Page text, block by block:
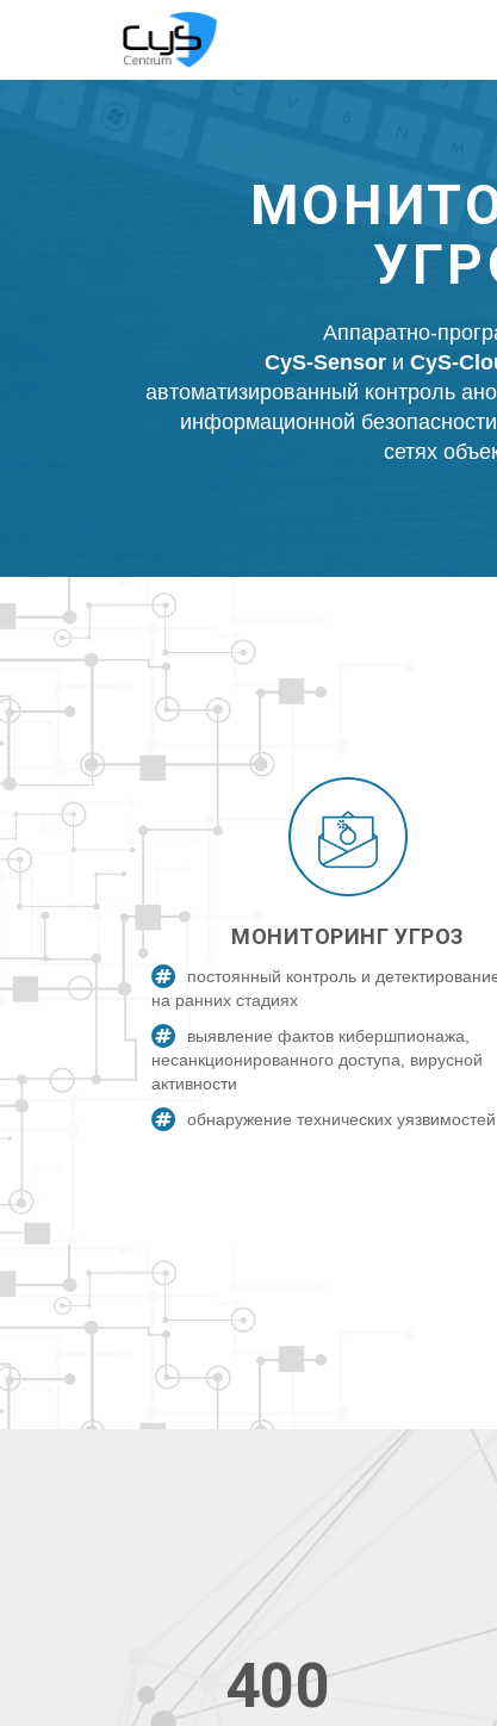
УГРОЗ
Аппаратно-программные
иCyS-Cloud
автоматизированный контроль аномалий и
информационной безопасности в
сетях объектов
МОНИТОРИНГ УГРОЗ
постоянный контроль и
на ранних стадиях
выявление фактов кибершпионажа,
несанкционированного доступа, вирусной
активности
обнаружение технических уязвимостей
400